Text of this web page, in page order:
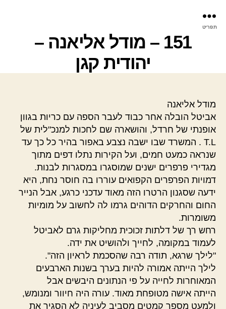
תפריט
151 – מודל אליאנה –
יהודית קגן
מודל אליאנה
אביטל הובלה אחר כבוד לעבר הספה עם כריות בגוון
אופנתי של חרדל, והושארה שם לחכות למנכ"לית של
T.L . המשרד שבו ישבה נצבע באפור בהיר כל כך עד
שנראה כמעט חמים, ועל הקירות נתלו דפים מתוך
מגדירי פרפרים ישנים שמוסגרו במסגרות לבנות.
דמויות הפרפרים הקפואים עוררו בה חוסר נחת, היא
ידעה שסגנון הרטרו הזה מאוד עדכני כרגע, אבל הנייר
החום והחרקים הדוהים גרמו לה לחשוב על מומיות
משומרות.
רחש רך של דלתות זכוכית מחליקות גרם לאביטל
לעמוד במקומה, לחייך ולהושיט את ידה.
"לילך שרגא, תודה רבה שהסכמת לראיון הזה".
לילך הייתה אמורה להיות בערך בשנות הארבעים
המאוחרות לחייה על פי הנתונים היבשים אבל
הייתה אישה מטופחת מאוד. עורה היה חיוור ומנומש,
ולמעט מספר קמטים מסביב לעיניה לא הסגיר את